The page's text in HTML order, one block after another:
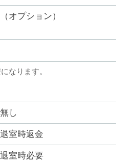
（オプション）
なります。
無し
退室時返金
退室時必要